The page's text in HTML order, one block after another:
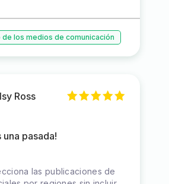
de los medios de comunicación
Ross
una pasada!
las publicaciones de